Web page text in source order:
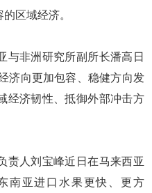
区域经济。
非洲研究所副所长潘高日
济向更加包容、稳健方向发
经济韧性、抵御外部冲击方
人刘宝峰近日在马来西亚
南亚进口水果更快、更方